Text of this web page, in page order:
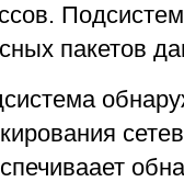
пакетов